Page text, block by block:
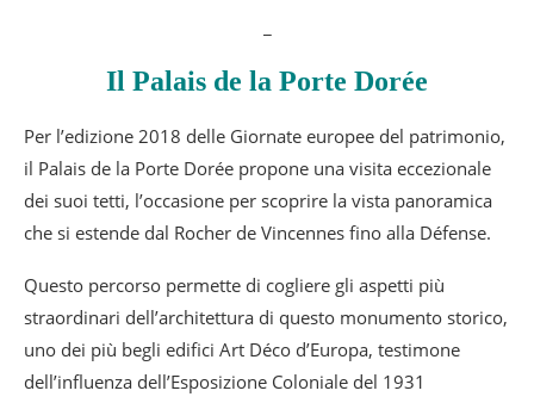
Il Palais de la Porte Dorée
Per l’edizione 2018 delle Giornate europee del patrimonio,
il Palais de la Porte Dorée propone una visita eccezionale
dei suoi tetti, l’occasione per scoprire la vista panoramica
che si estende dal Rocher de Vincennes fino alla Défense.
Questo percorso permette di cogliere gli aspetti più
straordinari dell’architettura di questo monumento storico,
uno dei più begli edifici Art Déco d’Europa, testimone
dell’influenza dell’Esposizione Coloniale del 1931